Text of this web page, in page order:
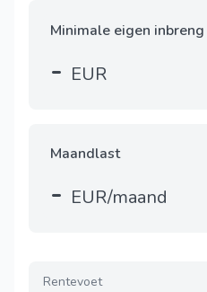
Minimale eigen inbreng
- EUR
Maandlast
- EUR/maand
Rentevoet